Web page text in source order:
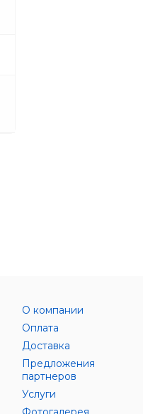
О компании
Оплата
Доставка
Предложения
партнеров
Услуги